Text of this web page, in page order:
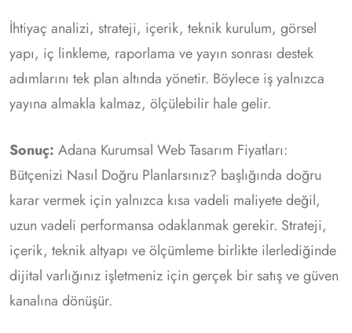
İhtiyaç analizi, strateji, içerik, teknik kurulum, görsel
yapı, iç linkleme, raporlama ve yayın sonrası destek
adımlarını tek plan altında yönetir. Böylece iş yalnızca
yayına almakla kalmaz, ölçülebilir hale gelir.
Sonuç: Adana Kurumsal Web Tasarım Fiyatları:
Bütçenizi Nasıl Doğru Planlarsınız? başlığında doğru
karar vermek için yalnızca kısa vadeli maliyete değil,
uzun vadeli performansa odaklanmak gerekir. Strateji,
içerik, teknik altyapı ve ölçümleme birlikte ilerlediğinde
dijital varlığınız işletmeniz için gerçek bir satış ve güven
kanalına dönüşür.